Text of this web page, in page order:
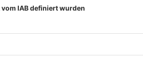
Katalog anfragen